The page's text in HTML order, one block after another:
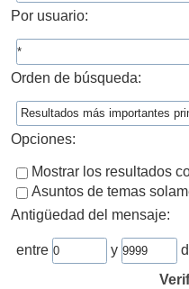
Por usuario:
Orden de búsqueda:
Opciones:
Mostrar los resultados
Asuntos de temas
Antigüedad del mensaje:
entre y